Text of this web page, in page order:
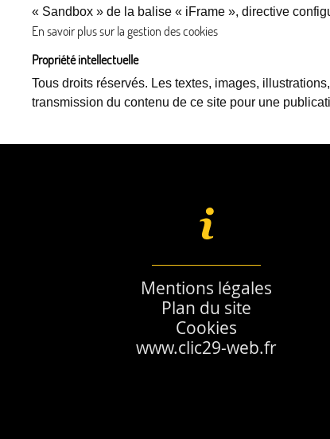
« Sandbox » de la balise « iFrame », directive
En savoir plus sur la gestion des cookies
Propriété intellectuelle
Tous droits réservés. Les textes, images,
transmission du contenu de ce site pour une
Mentions légales
Plan du site
Cookies
www.clic29-web.fr